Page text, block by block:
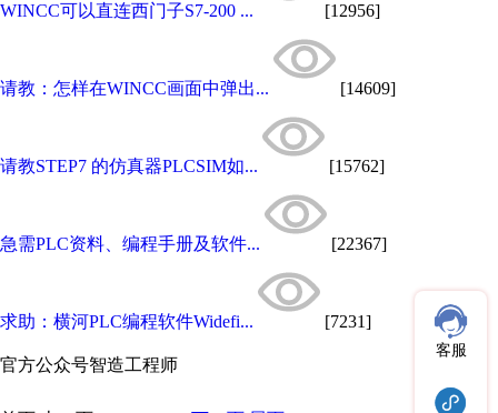
WINCC可以直连西门子S7-200 ... [12956]
请教：怎样在WINCC画面中弹出... [14609]
请教STEP7 的仿真器PLCSIM如... [15762]
急需PLC资料、编程手册及软件... [22367]
求助：横河PLC编程软件Widefi... [7231]
官方公众号智造工程师
客服